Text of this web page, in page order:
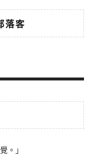
落客
。」